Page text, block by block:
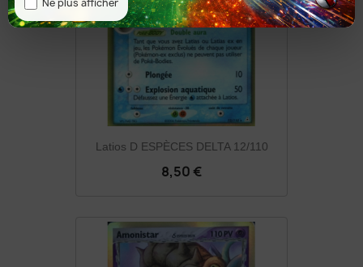
Latios D ESPÈCES DELTA 12/110
8,50 €
Ne plus afficher